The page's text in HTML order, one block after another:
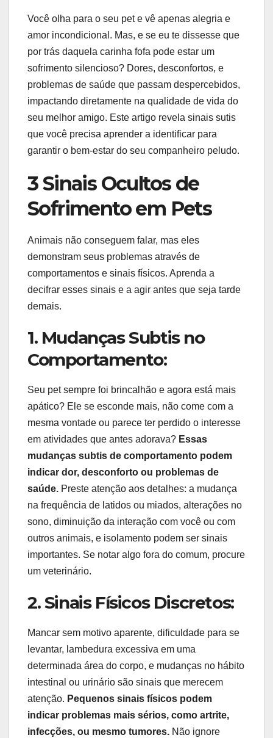
Você olha para o seu pet e vê apenas alegria e
amor incondicional. Mas, e se eu te dissesse que
por trás daquela carinha fofa pode estar um
sofrimento silencioso? Dores, desconfortos, e
problemas de saúde que passam despercebidos,
impactando diretamente na qualidade de vida do
seu melhor amigo. Este artigo revela sinais sutis
que você precisa aprender a identificar para
garantir o bem-estar do seu companheiro peludo.
3 Sinais Ocultos de
Sofrimento em Pets
Animais não conseguem falar, mas eles
demonstram seus problemas através de
comportamentos e sinais físicos. Aprenda a
decifrar esses sinais e a agir antes que seja tarde
demais.
1. Mudanças Subtis no
Comportamento:
Seu pet sempre foi brincalhão e agora está mais
apático? Ele se esconde mais, não come com a
mesma vontade ou parece ter perdido o interesse
em atividades que antes adorava? Essas
mudanças subtis de comportamento podem
indicar dor, desconforto ou problemas de
saúde. Preste atenção aos detalhes: a mudança
na frequência de latidos ou miados, alterações no
sono, diminuição da interação com você ou com
outros animais, e isolamento podem ser sinais
importantes. Se notar algo fora do comum, procure
um veterinário.
2. Sinais Físicos Discretos:
Mancar sem motivo aparente, dificuldade para se
levantar, lambedura excessiva em uma
determinada área do corpo, e mudanças no hábito
intestinal ou urinário são sinais que merecem
atenção. Pequenos sinais físicos podem
indicar problemas mais sérios, como artrite,
infecções, ou mesmo tumores. Não ignore